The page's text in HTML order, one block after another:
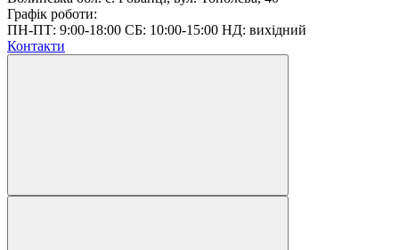
Графік роботи:
ПН-ПТ: 9:00-18:00 СБ: 10:00-15:00 НД: вихідний
Контакти